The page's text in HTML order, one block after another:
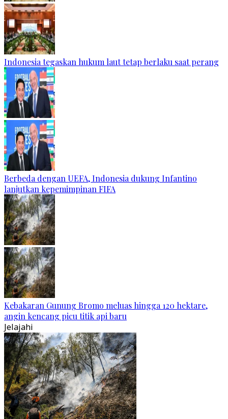
Indonesia tegaskan hukum laut tetap berlaku saat perang
Berbeda dengan UEFA, Indonesia dukung Infantino
lanjutkan kepemimpinan FIFA
Kebakaran Gunung Bromo meluas hingga 120 hektare,
angin kencang picu titik api baru
Jelajahi